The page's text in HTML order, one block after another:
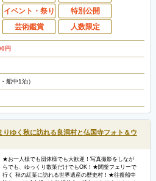
イベント・祭り
特別公開
芸術鑑賞
人数限定
円
船中1泊）
りゆく秋に訪れる良洞村と仏国寺フォト＆ウ
★お一人様でも団体様でも大歓迎！写真撮影をしなが
らでも、ゆっくり散策だけでもOK！★関釜フェリーで
行く 秋の紅葉に訪れる世界遺産の歴史村！★往復船中